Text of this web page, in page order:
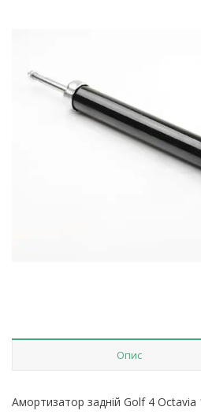
Опис
Амортизатор задній Golf 4 Octavia